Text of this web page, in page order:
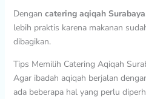
Dengan catering aqiqah Surabaya
lebih praktis karena makanan
dibagikan.
Tips Memilih Catering Aqiqah
Agar ibadah aqiqah berjalan
ada beberapa hal yang perlu